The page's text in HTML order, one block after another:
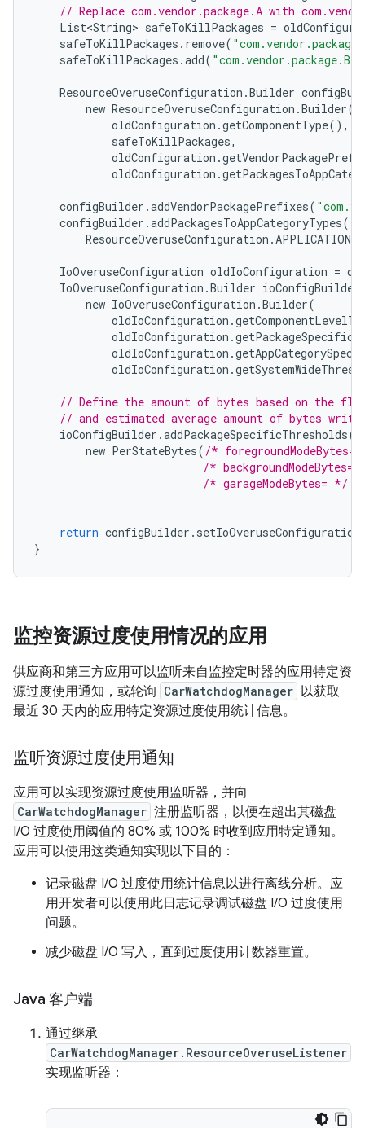
// Replace com.vendor.package.A with
List<String> safeToKillPackages =
safeToKillPackages . remove(
safeToKillPackages .add( "com.vendor.package.B"
ResourceOveruseConfiguration .Builder
new ResourceOveruseConfiguration .Builder(
oldConfiguration .getComponentType(),
safeToKillPackages,
oldConfiguration .
oldConfiguration .
configBuilder .addVendorPackagePrefixes(
configBuilder .addPackagesToAppCategoryTypes(
ResourceOveruseConfiguration .
IoOveruseConfiguration oldIoConfiguration =
IoOveruseConfiguration .Builder ioConfigBuilder
new IoOveruseConfiguration .Builder(
oldIoConfiguration .
oldIoConfiguration .
oldIoConfiguration .
oldIoConfiguration .
// Define the amount of bytes based on the
// and estimated average amount of bytes
ioConfigBuilder .addPackageSpecificThresholds(
new PerStateBytes( /*
/* backgroundModeBytes=
/* garageModeBytes= */
return configBuilder . setIoOveruseConfiguration
}
监控资源过度使用情况的应用
供应商和第三方应用可以监听来自监控定时器的应用特定资
源过度使用通知，或轮询 CarWatchdogManager 以获取
最近 30 天内的应用特定资源过度使用统计信息。
监听资源过度使用通知
应用可以实现资源过度使用监听器，并向
CarWatchdogManager 注册监听器，以便在超出其磁盘
I/O 过度使用阈值的 80% 或 100% 时收到应用特定通知。
应用可以使用这类通知实现以下目的：
记录磁盘 I/O 过度使用统计信息以进行离线分析。应
用开发者可以使用此日志记录调试磁盘 I/O 过度使用
问题。
减少磁盘 I/O 写入，直到过度使用计数器重置。
Java 客户端
通过继承
CarWatchdogManager.ResourceOveruseListener
实现监听器：